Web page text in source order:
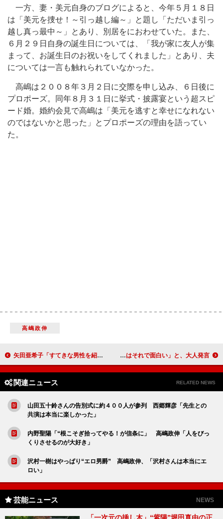
一方、妻・美元自身のブログによると、今年５月１８日
は「美元を捜せ！～引っ越し編～」と題し「ただいま引っ
越し真っ最中～」とあり、別居をにおわせていた。また、
６月２９日自身の誕生日については、「我が家に友人が集
まって、お誕生日のお祝いをしてくれました」とあり、夫
については一言も触れられていなかった。
高嶋は２００８年３月２日に交際を申し込み、６日後に
プロポーズ。同年８月３１日に挙式・披露宴という超スピ
ード婚。婚約会見で高嶋は「美元を逃すと幸せになれない
のではないかと思った」とプロポーズの理由を語ってい
た。
高嶋政伸
矢田亜希子「すてきな男性を紹介してほしい」 新婚・細川茂樹「今日は子づくりよりから揚げ作り」 戸田恵梨香、ロッチとの恋のうわさを容認！？ 「それはそれで面白い」と、大人発言
関連ニュース RELATED NEWS
山田五十鈴さんの告別式に約４００人が参列 西郷輝彦「先生との
共演は本当に楽しかった」
内野聖陽「“根こそぎ拾ってやる！が信条に」 高嶋政伸「人をびっ
くりさせるのが大好き」
沢村一樹はやっぱり“エロ男爵” 高嶋政伸、「沢村さんは本当にエ
ロい」
芸能ニュース NEWS